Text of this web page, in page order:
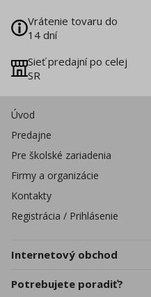
Vrátenie tovaru do
14 dní
Sieť predajní po celej
SR
Úvod
Predajne
Pre školské zariadenia
Firmy a organizácie
Kontakty
Registrácia / Prihlásenie
Internetový obchod
Potrebujete poradiť?